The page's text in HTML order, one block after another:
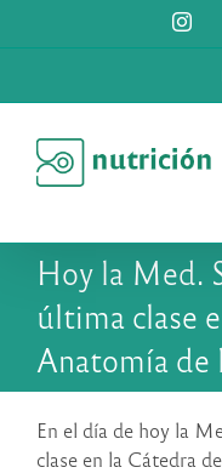
al
Hoy la Med.
última clase
Anatomía de
En el día de hoy la
clase en la Cátedra